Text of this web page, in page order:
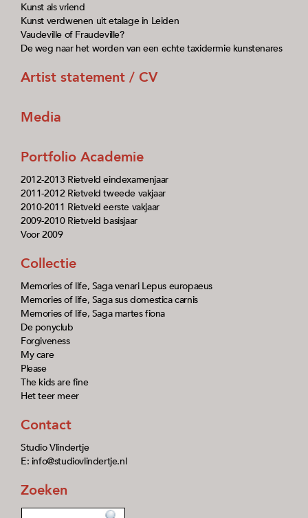
Kunst als vriend
Kunst verdwenen uit etalage in Leiden
Vaudeville of Fraudeville?
De weg naar het worden van een echte taxidermie kunstenares
Artist statement / CV
Media
Portfolio Academie
2012-2013 Rietveld eindexamenjaar
2011-2012 Rietveld tweede vakjaar
2010-2011 Rietveld eerste vakjaar
2009-2010 Rietveld basisjaar
Voor 2009
Collectie
Memories of life, Saga venari Lepus europaeus
Memories of life, Saga sus domestica carnis
Memories of life, Saga martes fiona
De ponyclub
Forgiveness
My care
Please
The kids are fine
Het teer meer
Contact
Studio Vlindertje
E: info@studiovlindertje.nl
Zoeken